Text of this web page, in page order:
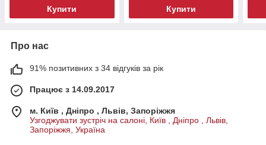
Купити Купити
Про нас
91% позитивних з 34 відгуків за рік
Працює з 14.09.2017
м. Київ , Дніпро , Львів, Запоріжжя
Узгоджувати зустріч на салоні, Київ , Дніпро , Львів,
Запоріжжя, Україна